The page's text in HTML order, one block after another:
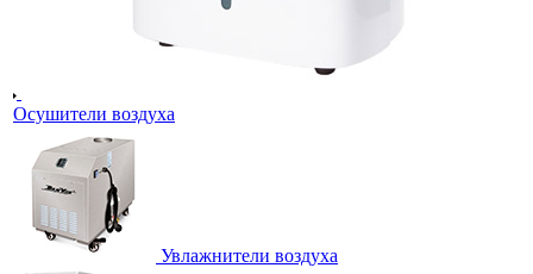
Осушители воздуха
Увлажнители воздуха